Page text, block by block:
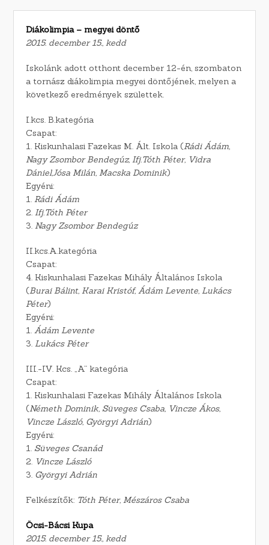
Diákolimpia – megyei döntő
2015. december 15., kedd
Iskolánk adott otthont december 12-én, szombaton
a tornász diákolimpia megyei döntőjének, melyen a
következő eredmények születtek.
I.kcs. B.kategória
Csapat:
1. Kiskunhalasi Fazekas M. Ált. Iskola (Rádi Ádám,
Nagy Zsombor Bendegúz, Ifj.Tóth Péter, Vidra
Dániel,Jósa Milán, Macska Dominik)
Egyéni:
1. Rádi Ádám
2.Ifj.Tóth Péter
3.Nagy Zsombor Bendegúz
II.kcs.A.kategória
Csapat:
4. Kiskunhalasi Fazekas Mihály Általános Iskola
(Burai Bálint, Karai Kristóf, Ádám Levente, Lukács
Péter)
Egyéni:
1.Ádám Levente
3.Lukács Péter
III.-IV. Kcs. „A” kategória
Csapat:
1. Kiskunhalasi Fazekas Mihály Általános Iskola
(Németh Dominik, Süveges Csaba, Vincze Ákos,
Vincze László, Györgyi Adrián)
Egyéni:
1.Süveges Csanád
2. Vincze László
3. Györgyi Adrián
Felkészítők: Tóth Péter, Mészáros Csaba
Öcsi-Bácsi Kupa
2015. december 15., kedd